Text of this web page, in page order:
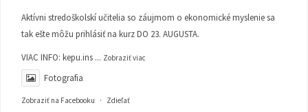
Aktívni stredoškolskí učitelia so záujmom o ekonomické myslenie sa
tak ešte môžu prihlásiť na kurz DO 23. AUGUSTA.
VIAC INFO: kepu.ins ... Zobraziť viac
Fotografia
Zobraziť na Facebooku · Zdieľať